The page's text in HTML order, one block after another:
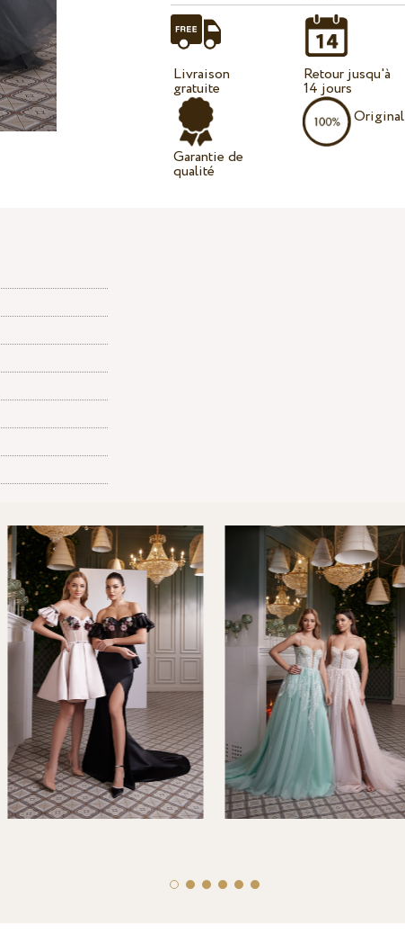
Livraison
gratuite
Garantie de
qualité
Retour jusqu'à
14 jours
Original